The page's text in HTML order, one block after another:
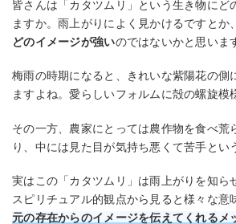
皆さんは「カタツムリ」という生き物にど
ますか。雨上がりによく見かけるですとか、
どのイメージが強いのではないかと思いま
梅雨の時期になると、きれいな紫陽花の側
ますよね。愛らしいフォルムに殻の螺旋模
その一方、農家にとっては農作物を食べ荒
り、中には見た目が気持ち悪くて苦手とい
実はこの「カタツムリ」は雨上がりを知ら
スピリチュアル的観点から見ると様々な意
元の存在からのイメージを伝えてくれるメ